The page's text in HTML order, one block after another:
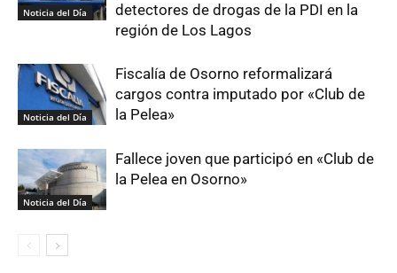
Noticia del Día
detectores de drogas de la PDI en la
región de Los Lagos
Noticia del Día
Fiscalía de Osorno reformalizará
cargos contra imputado por «Club de
la Pelea»
Noticia del Día
Fallece joven que participó en «Club de
la Pelea en Osorno»